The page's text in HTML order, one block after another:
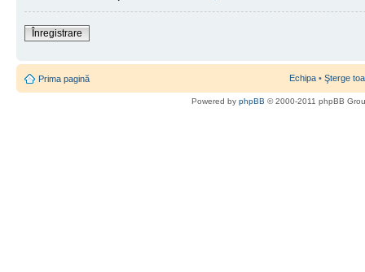
Înregistrare
Prima pagină Echipa • Şterge
Powered by phpBB © 2000-2011 phpBB